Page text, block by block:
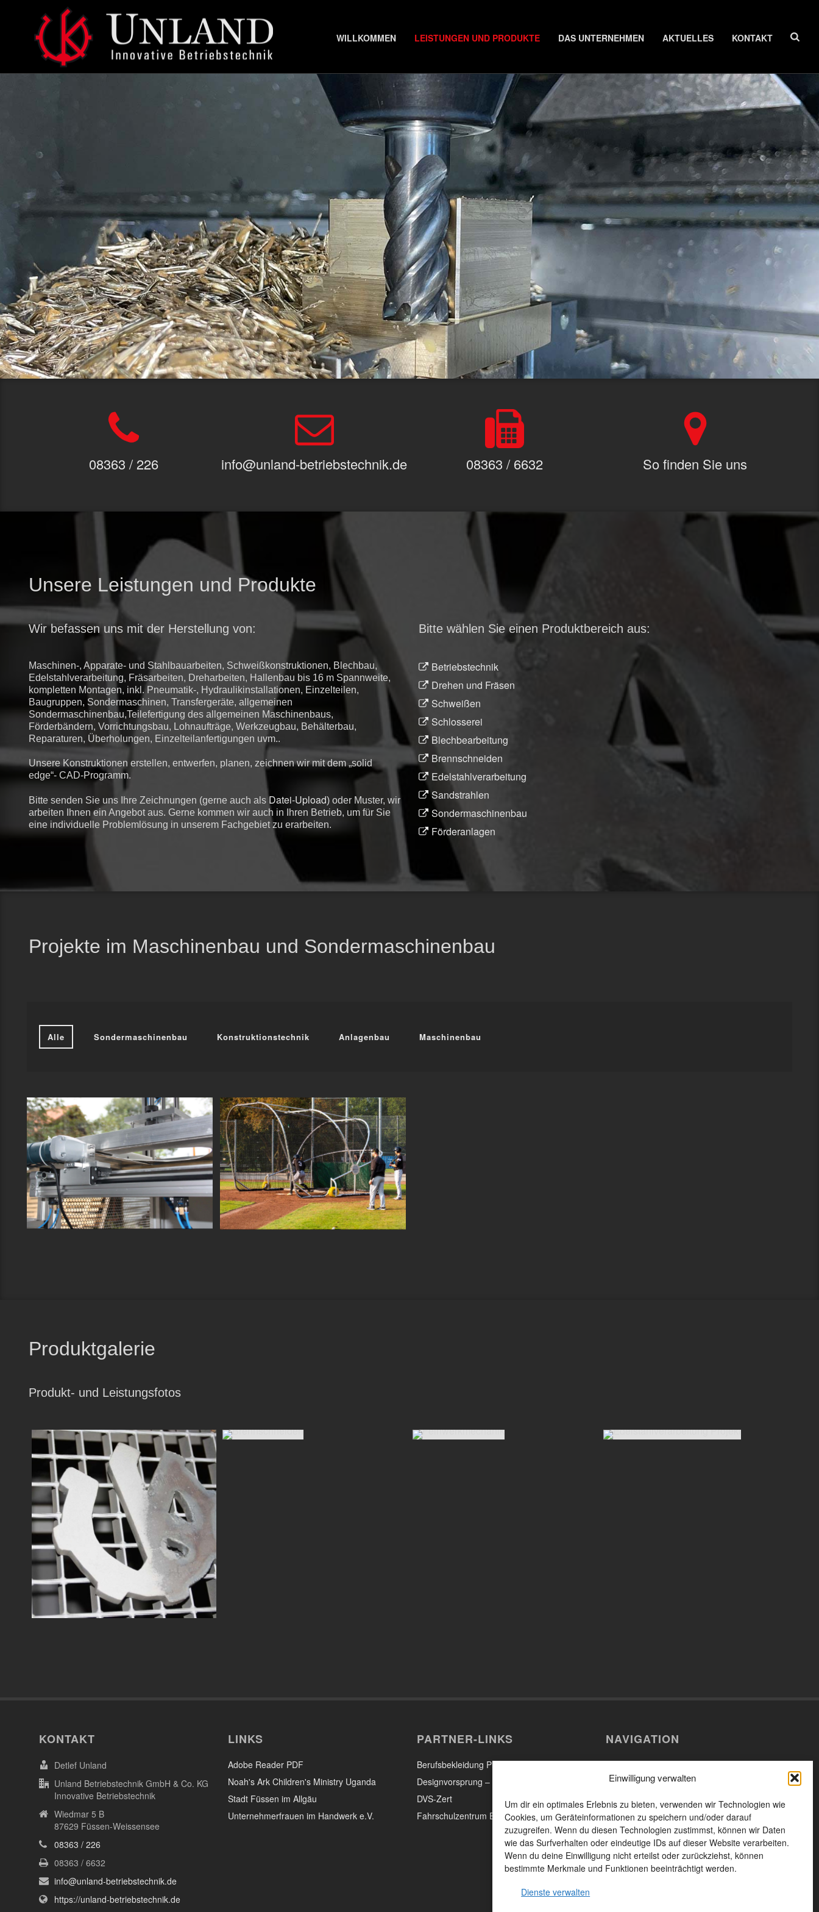
Einwilligung verwalten
Um dir ein optimales Erlebnis zu bieten, verwenden wir Technologien wie
Cookies, um Geräteinformationen zu speichern und/oder darauf
zuzugreifen. Wenn du diesen Technologien zustimmst, können wir Daten
wie das Surfverhalten oder eindeutige IDs auf dieser Website verarbeiten.
Wenn du deine Einwilligung nicht erteilst oder zurückziehst, können
bestimmte Merkmale und Funktionen beeinträchtigt werden.
Dienste verwalten
WILLKOMMEN LEISTUNGEN UND PRODUKTE DAS UNTERNEHMEN AKTUELLES KONTAKT
08363 / 226 info@unland-betriebstechnik.de 08363 / 6632 So finden Sie uns
Unsere Leistungen und Produkte
Wir befassen uns mit der Herstellung von:
Maschinen-, Apparate- und Stahlbauarbeiten, Schweißkonstruktionen, Blechbau,
Edelstahlverarbeitung, Fräsarbeiten, Dreharbeiten, Hallenbau bis 16 m Spannweite,
kompletten Montagen, inkl. Pneumatik-, Hydraulikinstallationen, Einzelteilen,
Baugruppen, Sondermaschinen, Transfergeräte, allgemeinen
Sondermaschinenbau,Teilefertigung des allgemeinen Maschinenbaus,
Förderbändern, Vorrichtungsbau, Lohnaufträge, Werkzeugbau, Behälterbau,
Reparaturen, Überholungen, Einzelteilanfertigungen uvm..
Unsere Konstruktionen erstellen, entwerfen, planen, zeichnen wir mit dem „solid
edge“- CAD-Programm.
Bitte senden Sie uns Ihre Zeichnungen (gerne auch als Datei-Upload) oder Muster, wir
arbeiten Ihnen ein Angebot aus. Gerne kommen wir auch in Ihren Betrieb, um für Sie
eine individuelle Problemlösung in unserem Fachgebiet zu erarbeiten.
Bitte wählen Sie einen Produktbereich aus:
Betriebstechnik
Drehen und Fräsen
Schweißen
Schlosserei
Blechbearbeitung
Brennschneiden
Edelstahlverarbeitung
Sandstrahlen
Sondermaschinenbau
Förderanlagen
Projekte im Maschinenbau und Sondermaschinenbau
Alle Sondermaschinenbau Konstruktionstechnik Anlagenbau Maschinenbau
Produktgalerie
Produkt- und Leistungsfotos
KONTAKT
Detlef Unland
Unland Betriebstechnik GmbH & Co. KG
Innovative Betriebstechnik
Wiedmar 5 B
87629 Füssen-Weissensee
08363 / 226
08363 / 6632
info@unland-betriebstechnik.de
https://unland-betriebstechnik.de
LINKS
Adobe Reader PDF
Noah's Ark Children's Ministry Uganda
Stadt Füssen im Allgäu
Unternehmerfrauen im Handwerk e.V.
PARTNER-LINKS
Berufsbekleidung Pleier – Eisenberg
Designvorsprung – Mediendesign
DVS-Zert
Fahrschulzentrum Egger & Praun Füssen
NAVIGATION
Willkommen
Aktuelles
Das Unternehmen
Leistungen und Produkte
Unsere Produkte
Kontakt